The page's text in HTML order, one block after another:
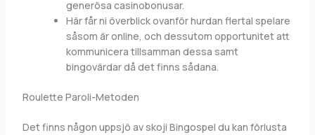
generösa casinobonusar.
Här får ni överblick ovanför hurdan flertal spelare
såsom är online, och dessutom opportunitet att
kommunicera tillsamman dessa samt
bingovärdar då det finns sådana.
Roulette Paroli-Metoden
Det finns någon uppsjö av skoji Bingospel du kan förlusta